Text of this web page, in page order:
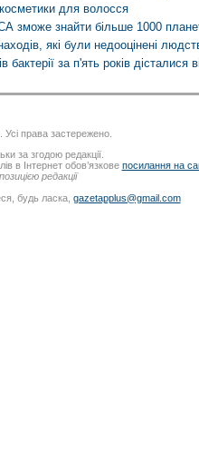
для волосся
зможе знайти більше 1000
які були недооцінені
бактерії за п'ять років дісталися
права застережено.
за згодою редакції.
в Інтернет обов’язкове посилання на
редакції
будь ласка, gazetapplus@gmail.com